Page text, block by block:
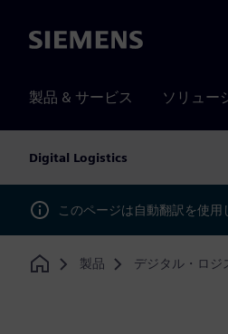
Siemens
製品 & サービス ソリュー
Digital Logistics
このページは自動翻訳を使用
Home
製品 デジタル・ロジ